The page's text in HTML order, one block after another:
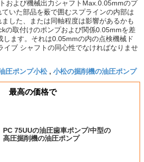
および機械出力シャフトMax.0.05mmのプ
いた部品を薮で囲むスプラインの内部は
した、または同軸程度は影響があるかも
の取付けのポンプおよび関係0.05mmを差
します。それは0.05mmの内の点検機械ド
イブ シャフトの同心性でなければなりませ
圧ポンプ小松, 小松の掘削機の油圧ポンプ
最高の価格で
PC 75UUの油圧歯車ポンプ/中型の
高圧掘削機の油圧ポンプ